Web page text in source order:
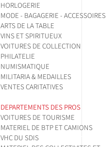
HORLOGERIE
MODE - BAGAGERIE - ACCESSOIRES
ARTS DE LA TABLE
VINS ET SPIRITUEUX
VOITURES DE COLLECTION
PHILATELIE
NUMISMATIQUE
MILITARIA & MEDAILLES
VENTES CARITATIVES
DEPARTEMENTS DES PROS
VOITURES DE TOURISME
MATERIEL DE BTP ET CAMIONS
VHC DU SDIS